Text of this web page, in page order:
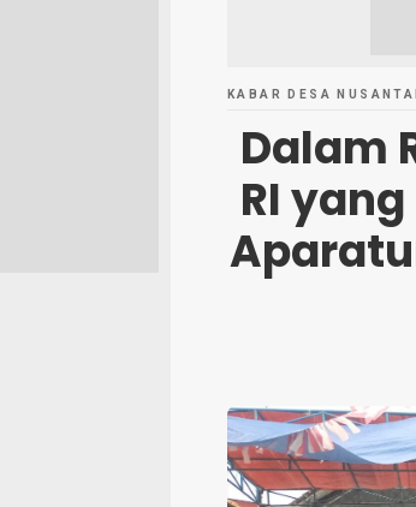
KABAR DESA
Dalam
RI